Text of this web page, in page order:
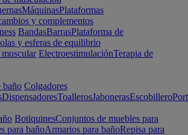
MáquinasPlataformas
y complementos
BandasBarrasPlataforma de
y esferas de equilibrio
ElectroestimulaciónTerapia de
baño Colgadores
DispensadoresToallerosJabonerasEscobillero
BotiquinesConjuntos de muebles para
para bañoArmarios para bañoRepisa para